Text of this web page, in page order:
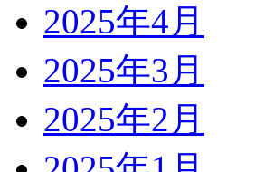
2025年4月
2025年3月
2025年2月